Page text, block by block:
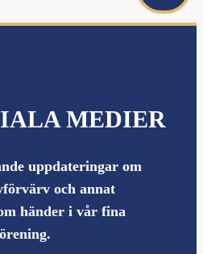
MEDIER
uppdateringar om
och annat
händer i vår fina